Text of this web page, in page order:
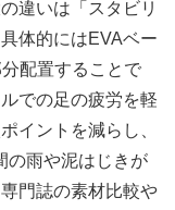
違いは「スタビリ
体的にはEVAベー
配置することで
での足の疲労を軽
イントを減らし、
の雨や泥はじきが
門誌の素材比較や